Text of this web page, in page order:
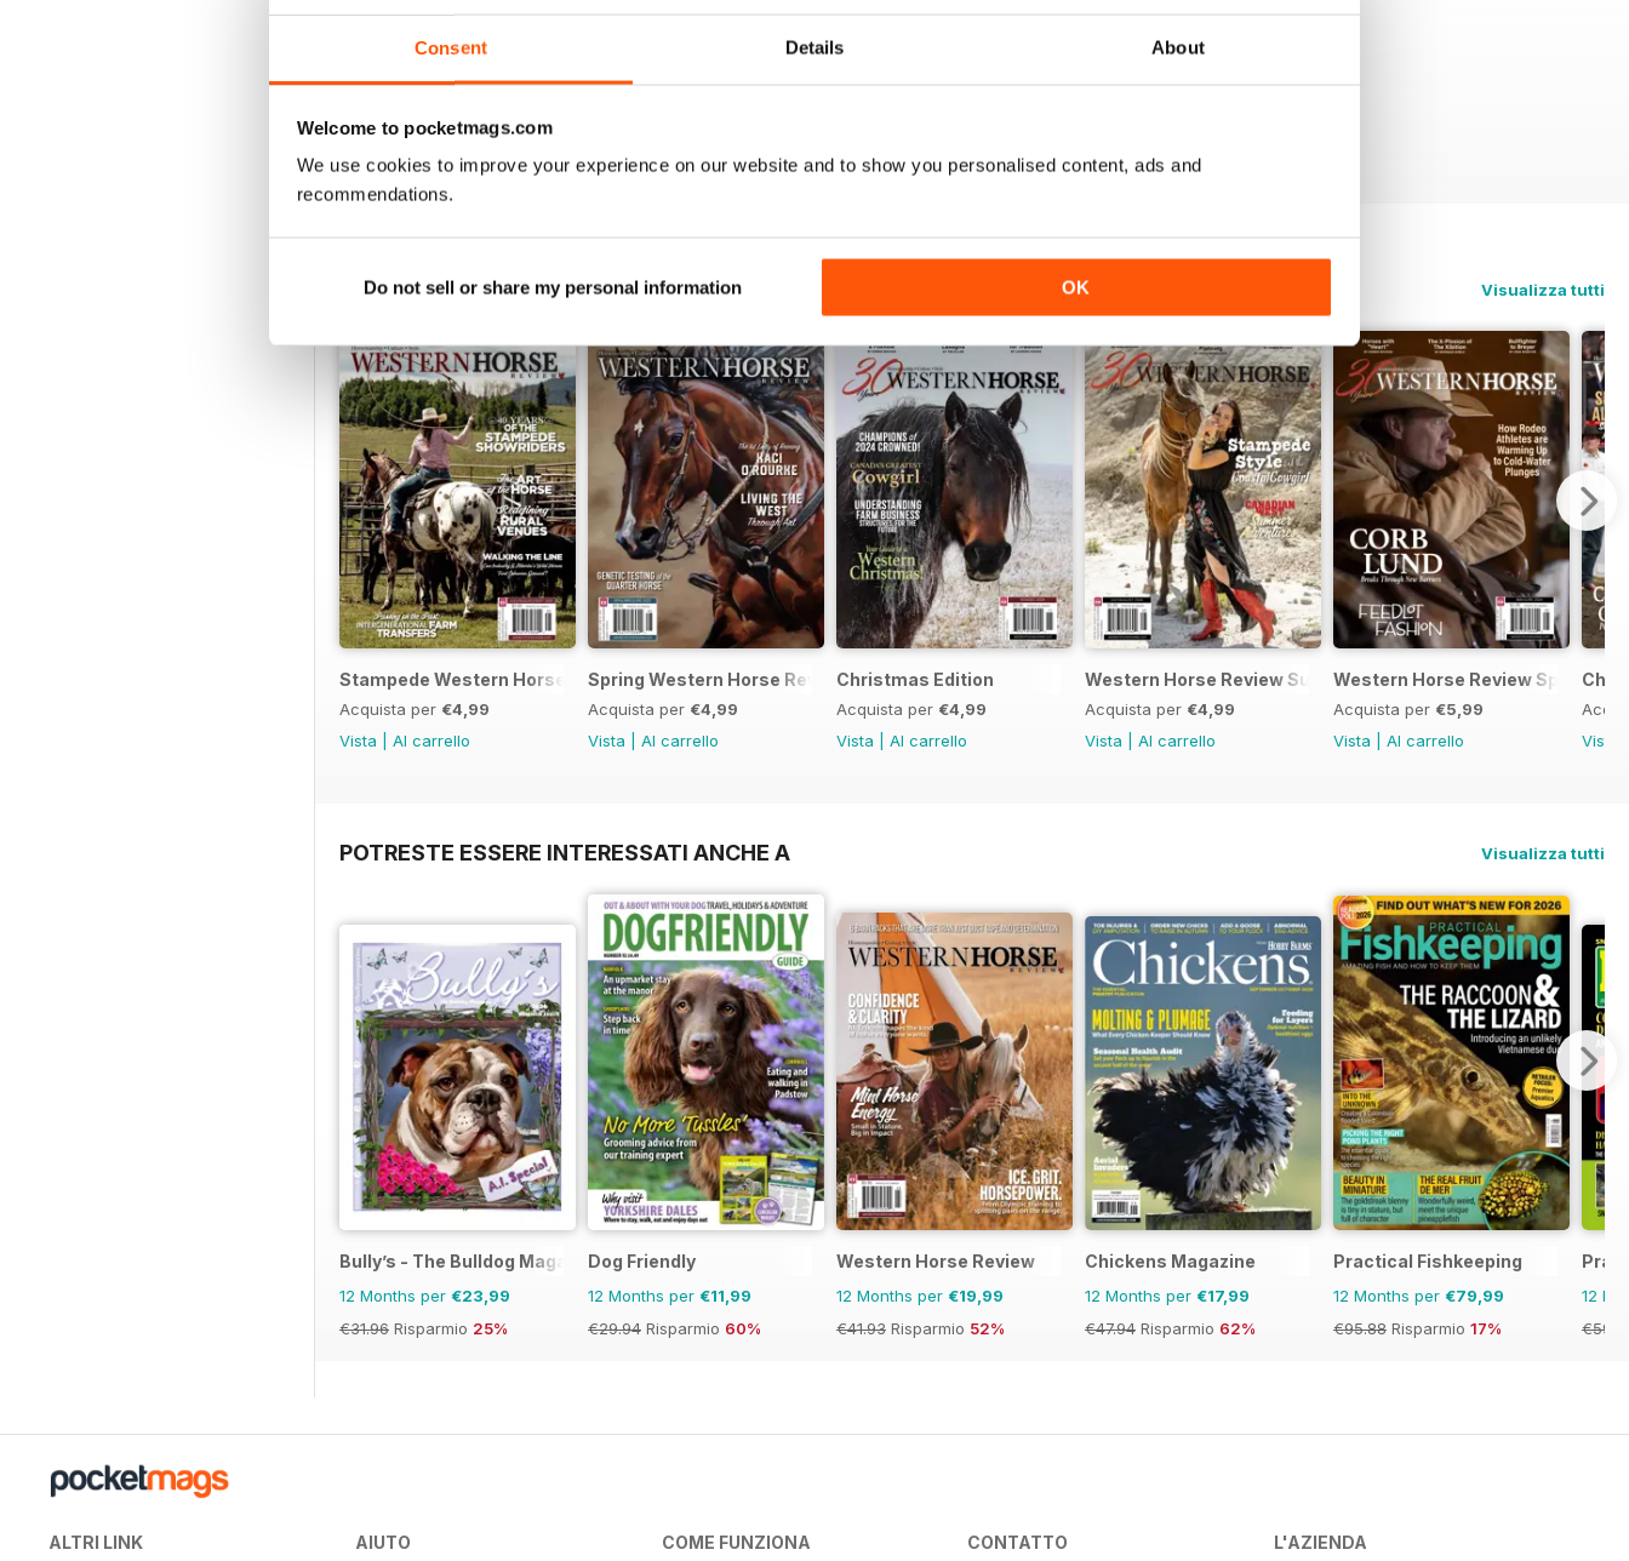
Consent Details About
Welcome to pocketmags.com
We use cookies to improve your experience on our website and to show you personalised content, ads and
recommendations.
Do not sell or share my personal information OK
VISUALIZZA LE RECENSIONI
EDIZIONI INDIETRO Visualizza tutti
Stampede Western Horse Review
Acquista per €4,99
Vista
Al carrello
Spring Western Horse Review
Acquista per €4,99
Vista
Al carrello
Christmas Edition
Acquista per €4,99
Vista
Al carrello
Western Horse Review Summer 2024
Acquista per €4,99
Vista
Al carrello
Western Horse Review Spring
Acquista per €5,99
Vista
Al carrello
Vista
POTRESTE ESSERE INTERESSATI ANCHE A Visualizza tutti
Bully’s - The Bulldog Magazine
12 Months per €23,99
€31.96 Risparmio 25%
Dog Friendly
12 Months per €11,99
€29.94 Risparmio 60%
Western Horse Review
12 Months per €19,99
€41.93 Risparmio 52%
Chickens Magazine
12 Months per €17,99
€47.94 Risparmio 62%
Practical Fishkeeping
12 Months per €79,99
€95.88 Risparmio 17%
12
ALTRI LINK AIUTO COME FUNZIONA CONTATTO L'AZIENDA